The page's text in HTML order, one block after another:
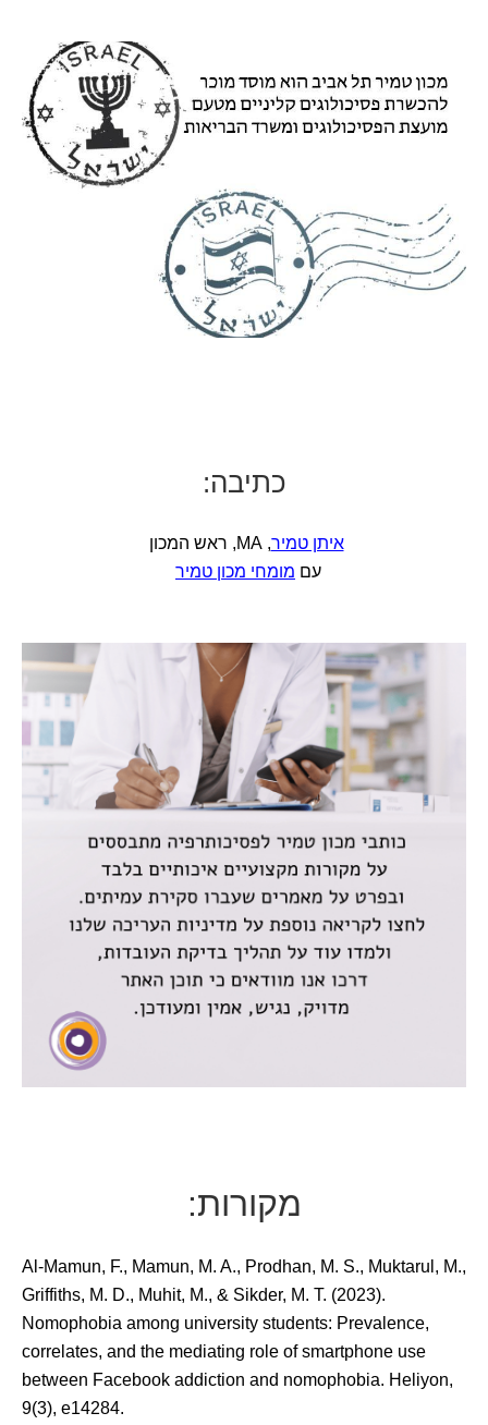
כתיבה:
איתן טמיר, MA, ראש המכון
עם מומחי מכון טמיר
מקורות:
Al-Mamun, F., Mamun, M. A., Prodhan, M. S., Muktarul, M.,
Griffiths, M. D., Muhit, M., & Sikder, M. T. (2023).
Nomophobia among university students: Prevalence,
correlates, and the mediating role of smartphone use
between Facebook addiction and nomophobia. Heliyon,
9(3), e14284.